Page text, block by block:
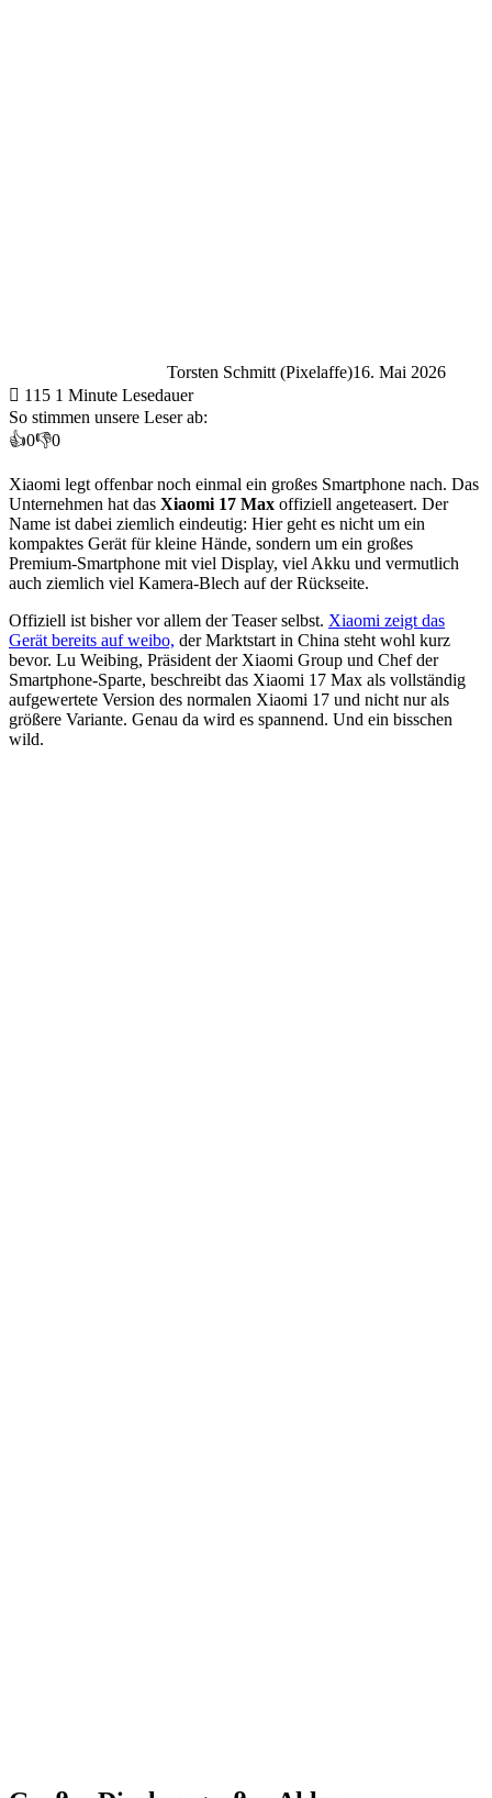
Torsten Schmitt (Pixelaffe)16. Mai 2026
115 1 Minute Lesedauer
So stimmen unsere Leser ab:
👍0👎0
Xiaomi legt offenbar noch einmal ein großes Smartphone nach. Das
Unternehmen hat das Xiaomi 17 Max offiziell angeteasert. Der
Name ist dabei ziemlich eindeutig: Hier geht es nicht um ein
kompaktes Gerät für kleine Hände, sondern um ein großes
Premium-Smartphone mit viel Display, viel Akku und vermutlich
auch ziemlich viel Kamera-Blech auf der Rückseite.
Offiziell ist bisher vor allem der Teaser selbst. Xiaomi zeigt das
Gerät bereits auf weibo, der Marktstart in China steht wohl kurz
bevor. Lu Weibing, Präsident der Xiaomi Group und Chef der
Smartphone-Sparte, beschreibt das Xiaomi 17 Max als vollständig
aufgewertete Version des normalen Xiaomi 17 und nicht nur als
größere Variante. Genau da wird es spannend. Und ein bisschen
wild.